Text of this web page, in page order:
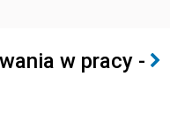
w pracy -